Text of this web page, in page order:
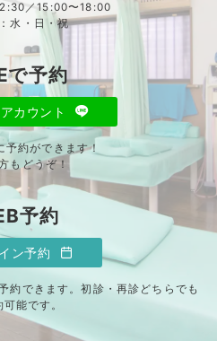
／15:00〜18:00
水・日・祝
で予約
カウント
予約ができます！
もどうぞ！
予約
ン予約
約できます。初診・再診どちらでも
能です。